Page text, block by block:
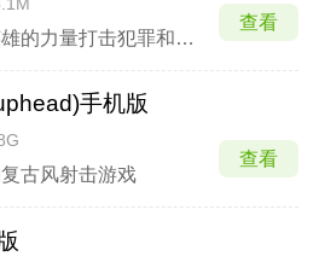
使用超级英雄的力量打击犯罪和邪恶
查看
手机版
古风射击游戏
查看